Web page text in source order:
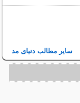
سایر مطالب دنیای مد